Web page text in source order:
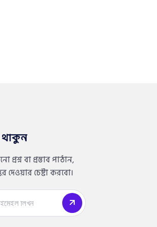
থাকুন
বা প্রস্তাব পাঠান,
দেওয়ার চেষ্টা করবো।